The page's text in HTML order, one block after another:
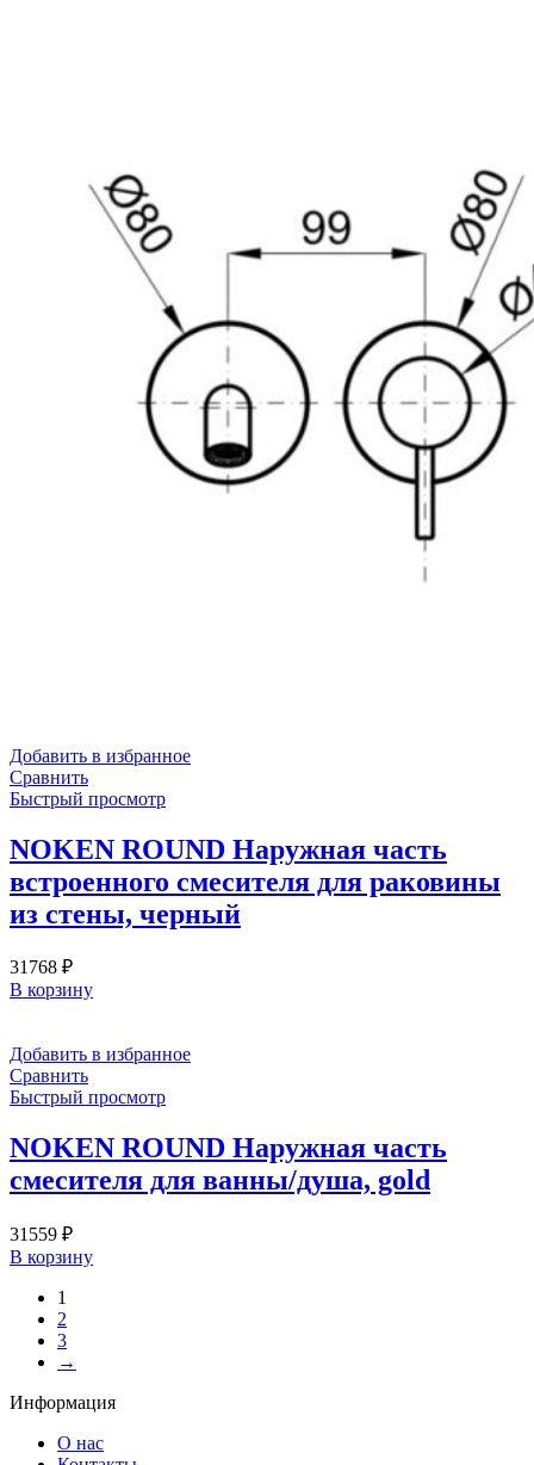
Добавить в избранное
Сравнить
Быстрый просмотр
NOKEN ROUND Наружная часть
встроенного смесителя для раковины
из стены, черный
31768 ₽
В корзину
Добавить в избранное
Сравнить
Быстрый просмотр
NOKEN ROUND Наружная часть
смесителя для ванны/душа, gold
31559 ₽
В корзину
1
2
3
→
Информация
О нас